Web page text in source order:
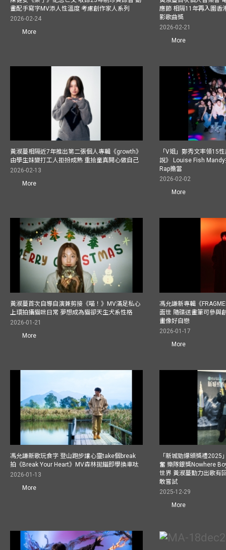
畫配手寫字MV添人性溫度 考慮創作家人系列
2026-02-24
More
應節 相隔11年再入圍香
影歌曲獎
2026-02-21
More
黃淑蔓相隔近7年推出第二張個人專輯《growth》
由學生妹變打工人拒扮成熟 重拾童真開心做自己
2026-02-13
More
「V姐」鄭秀文率領15
說》 Louise Fish
Rap擔當
2026-02-02
More
黃淑蔓首次自導自演兼剪接《喵！》MV滿足私心
上環拍攝貓咪日常 夢想成為貓卻天生犬系性格
2026-01-21
More
馮允謙新專輯《
面世 隨碟送畫筆可參與
畫像好自戀
2026-01-17
More
馮允謙新歌玩食字 登山跑步讓心靈take個break
拍《Break Your Heart》MV森林拋錨即學換車呔
2026-01-13
More
「新城勁爆頒獎禮2025
奮 樂隊銀獎Nowhere
世界 黃淑蔓勤力出歌有
敢嘗試
2025-12-29
More